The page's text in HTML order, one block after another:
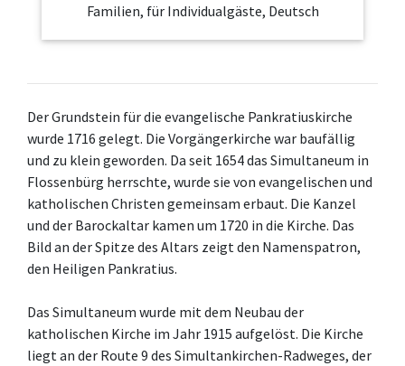
Familien, für Individualgäste, Deutsch
Der Grundstein für die evangelische Pankratiuskirche
wurde 1716 gelegt. Die Vorgängerkirche war baufällig
und zu klein geworden. Da seit 1654 das Simultaneum in
Flossenbürg herrschte, wurde sie von evangelischen und
katholischen Christen gemeinsam erbaut. Die Kanzel
und der Barockaltar kamen um 1720 in die Kirche. Das
Bild an der Spitze des Altars zeigt den Namenspatron,
den Heiligen Pankratius.
Das Simultaneum wurde mit dem Neubau der
katholischen Kirche im Jahr 1915 aufgelöst. Die Kirche
liegt an der Route 9 des Simultankirchen-Radweges, der